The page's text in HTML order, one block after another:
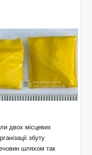
двох місцевих
збуту
шляхом так